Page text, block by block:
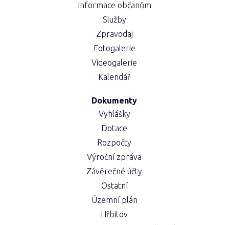
Informace občanům
Služby
Zpravodaj
Fotogalerie
Videogalerie
Kalendář
Dokumenty
Vyhlášky
Dotace
Rozpočty
Výroční zpráva
Závěrečné účty
Ostatní
Územní plán
Hřbitov